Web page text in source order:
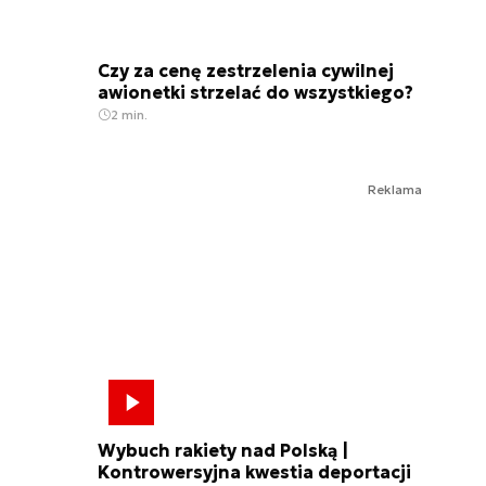
Czy za cenę zestrzelenia cywilnej
awionetki strzelać do wszystkiego?
2 min.
Reklama
Wybuch rakiety nad Polską |
Kontrowersyjna kwestia deportacji